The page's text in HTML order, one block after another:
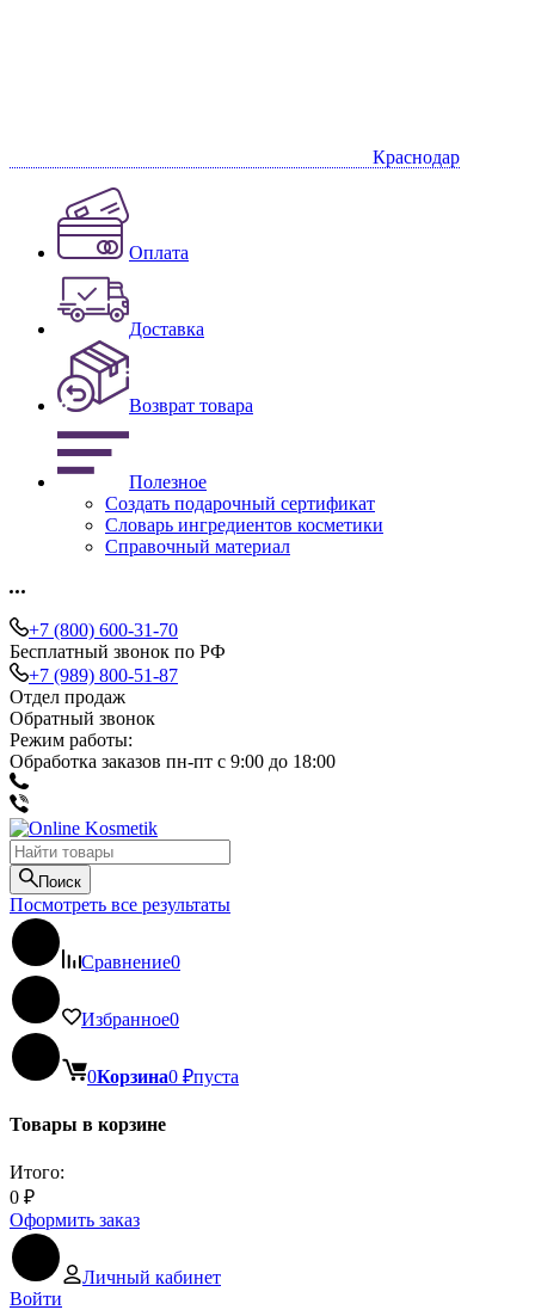
Краснодар
Оплата
Доставка
Возврат товара
Полезное
Создать подарочный сертификат
Словарь ингредиентов косметики
Справочный материал
+7 (800) 600-31-70
Бесплатный звонок по РФ
+7 (989) 800-51-87
Отдел продаж
Обратный звонок
Режим работы:
Обработка заказов пн-пт с 9:00 до 18:00
Поиск
Посмотреть все результаты
Сравнение0
Избранное0
0Корзина0 ₽пуста
Товары в корзине
Итого:
0 ₽
Оформить заказ
Личный кабинет
Войти